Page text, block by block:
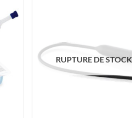
RUPTURE DE STOCK